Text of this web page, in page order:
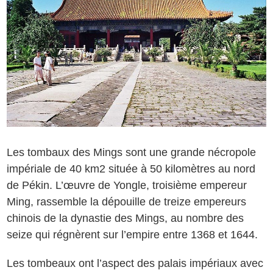
Les tombaux des Mings sont une grande nécropole
impériale de 40 km2 située à 50 kilomètres au nord
de Pékin. L’œuvre de Yongle, troisième empereur
Ming, rassemble la dépouille de treize empereurs
chinois de la dynastie des Mings, au nombre des
seize qui régnèrent sur l’empire entre 1368 et 1644.
Les tombeaux ont l’aspect des palais impériaux avec